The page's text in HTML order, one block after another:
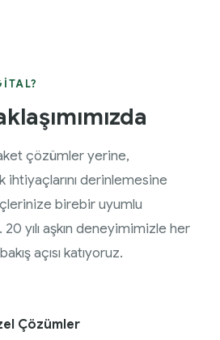
çözümler yerine,
derinlemesine
birebir uyumlu
yılı aşkın deneyimimizle her
açısı katıyoruz.
Çözümler